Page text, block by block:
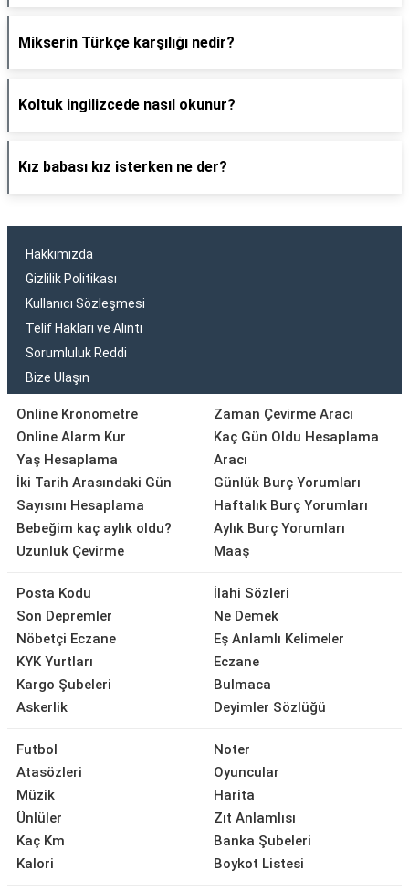
Mikserin Türkçe karşılığı nedir?
Koltuk ingilizcede nasıl okunur?
Kız babası kız isterken ne der?
Hakkımızda
Gizlilik Politikası
Kullanıcı Sözleşmesi
Telif Hakları ve Alıntı
Sorumluluk Reddi
Bize Ulaşın
Online Kronometre
Online Alarm Kur
Yaş Hesaplama
İki Tarih Arasındaki Gün
Sayısını Hesaplama
Bebeğim kaç aylık oldu?
Uzunluk Çevirme
Zaman Çevirme Aracı
Kaç Gün Oldu Hesaplama
Aracı
Günlük Burç Yorumları
Haftalık Burç Yorumları
Aylık Burç Yorumları
Maaş
Posta Kodu
Son Depremler
Nöbetçi Eczane
KYK Yurtları
Kargo Şubeleri
Askerlik
İlahi Sözleri
Ne Demek
Eş Anlamlı Kelimeler
Eczane
Bulmaca
Deyimler Sözlüğü
Futbol
Atasözleri
Müzik
Ünlüler
Kaç Km
Kalori
Noter
Oyuncular
Harita
Zıt Anlamlısı
Banka Şubeleri
Boykot Listesi